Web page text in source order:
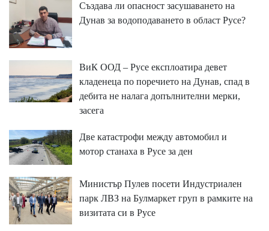
Създава ли опасност засушаването на
Дунав за водоподаването в област Русе?
ВиК ООД – Русе експлоатира девет
кладенеца по поречието на Дунав, спад в
дебита не налага допълнителни мерки,
засега
Две катастрофи между автомобил и
мотор станаха в Русе за ден
Министър Пулев посети Индустриален
парк ЛВЗ на Булмаркет груп в рамките на
визитата си в Русе